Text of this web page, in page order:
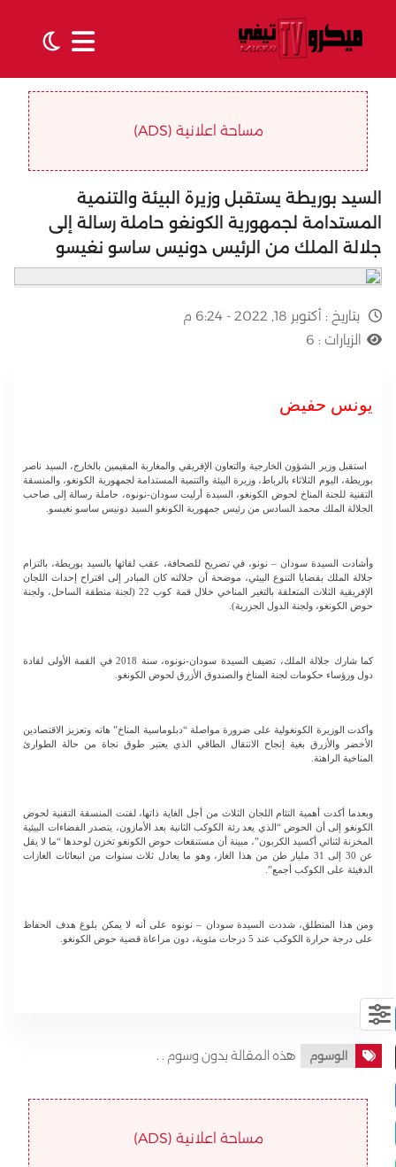
مساحة اعلانية (ADS)
السيد بوريطة يستقبل وزيرة البيئة والتنمية
المستدامة لجمهورية الكونغو حاملة رسالة إلى
جلالة الملك من الرئيس دونيس ساسو نغيسو
بتاريخ : أكتوبر 18, 2022 - 6:24 م
الزيارات : 6
يونس حفيض
استقبل وزير الشؤون الخارجية والتعاون الإفريقي والمغاربة المقيمين بالخارج، السيد ناصر
بوريطة، اليوم الثلاثاء بالرباط، وزيرة البيئة والتنمية المستدامة لجمهورية الكونغو، والمنسقة
التقنية للجنة المناخ لحوض الكونغو، السيدة أرليت سودان-نونوه، حاملة رسالة إلى صاحب
الجلالة الملك محمد السادس من رئيس جمهورية الكونغو السيد دونيس ساسو نغيسو.
وأشادت السيدة سودان – نونو، في تصريح للصحافة، عقب لقائها بالسيد بوريطة، بالتزام
جلالة الملك بقضايا التنوع البيئي، موضحة أن جلالته كان المبادر إلى اقتراح إحداث اللجان
الإفريقية الثلاث المتعلقة بالتغير المناخي خلال قمة كوب 22 (لجنة منطقة الساحل، ولجنة
حوض الكونغو، ولجنة الدول الجزرية).
كما شارك جلالة الملك، تضيف السيدة سودان-نونوه، سنة 2018 في القمة الأولى لقادة
دول ورؤساء حكومات لجنة المناخ والصندوق الأزرق لحوض الكونغو.
وأكدت الوزيرة الكونغولية على ضرورة مواصلة “دبلوماسية المناخ” هاته وتعزيز الاقتصادين
الأخضر والأزرق بغية إنجاح الانتقال الطاقي الذي يعتبر طوق نجاة من حالة الطوارئ
المناخية الراهنة.
وبعدما أكدت أهمية التئام اللجان الثلاث من أجل الغاية ذاتها، لفتت المنسقة التقنية لحوض
الكونغو إلى أن الحوض “الذي يعد رئة الكوكب الثانية بعد الأمازون، يتصدر الفضاءات البيئية
المخزنة لثنائي أكسيد الكربون”، مبينة أن مستنقعات حوض الكونغو تخزن لوحدها “ما لا يقل
عن 30 إلى 31 مليار طن من هذا الغاز، وهو ما يعادل ثلاث سنوات من انبعاثات الغازات
الدفيئة على الكوكب أجمع”.
ومن هذا المنطلق، شددت السيدة سودان – نونوه على أنه لا يمكن بلوغ هدف الحفاظ
على درجة حرارة الكوكب عند 5 درجات مئوية، دون مراعاة قضية حوض الكونغو.
الوسوم هذه المقالة بدون وسوم . .
مساحة اعلانية (ADS)